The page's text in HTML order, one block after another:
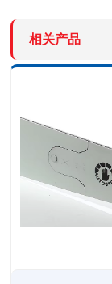
相关产品